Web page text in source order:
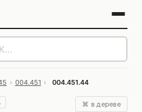
› 004.451 › 004.451.44
⌘ в дереве